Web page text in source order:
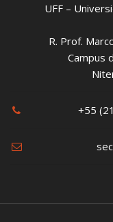
UFF –
R. Prof.
Campus
+55